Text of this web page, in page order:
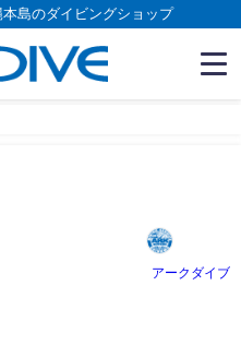
島のダイビングショップ
アークダイブ